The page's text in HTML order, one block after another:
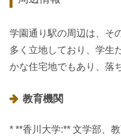
学園通り駅の周辺は、そ
多く立地しており、学生
かな住宅地でもあり、落
教育機関
* **香川大学:** 文学部、